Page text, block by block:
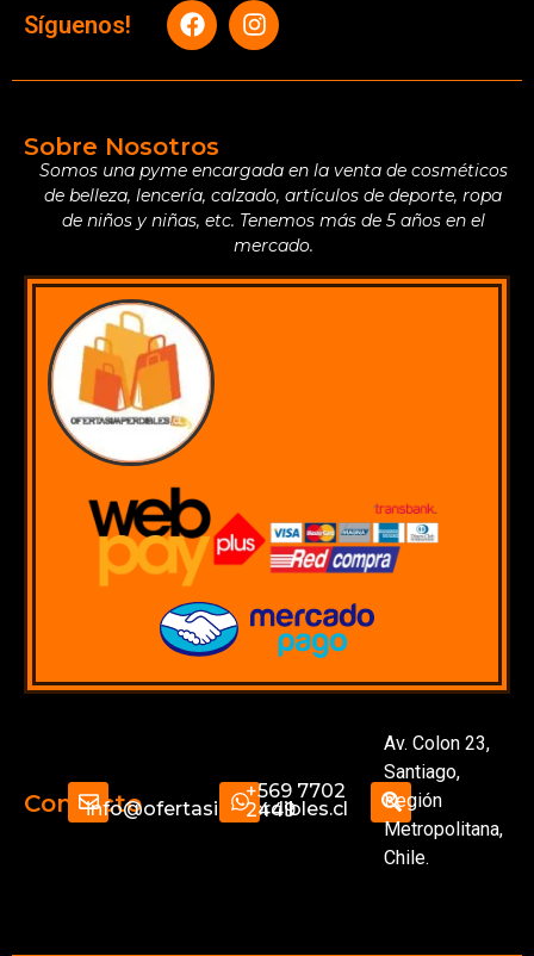
Síguenos!
Sobre Nosotros
Somos una pyme encargada en la venta de cosméticos
de belleza, lencería, calzado, artículos de deporte, ropa
de niños y niñas, etc. Tenemos más de 5 años en el
mercado.
Contactoinfo@ofertasimperdibles.cl
+569 7702
2449
Av. Colon 23,
Santiago,
Región
Metropolitana,
Chile.